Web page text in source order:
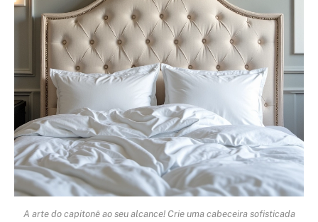
A arte do capitonê ao seu alcance! Crie uma cabeceira sofisticada